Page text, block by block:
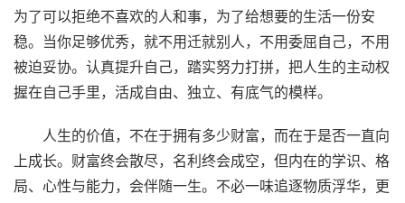
为了可以拒绝不喜欢的人和事，为了给想要的生活一份安
稳。当你足够优秀，就不用迁就别人，不用委屈自己，不用
被迫妥协。认真提升自己，踏实努力打拼，把人生的主动权
握在自己手里，活成自由、独立、有底气的模样。
人生的价值，不在于拥有多少财富，而在于是否一直向
上成长。财富终会散尽，名利终会成空，但内在的学识、格
局、心性与能力，会伴随一生。不必一味追逐物质浮华，更